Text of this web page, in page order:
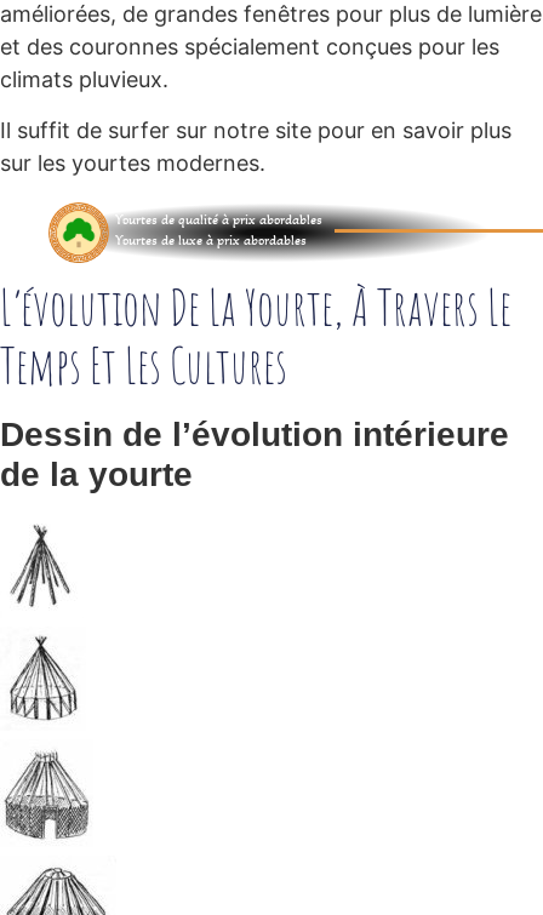
améliorées, de grandes fenêtres pour plus de lumière
et des couronnes spécialement conçues pour les
climats pluvieux.
Il suffit de surfer sur notre site pour en savoir plus
sur les yourtes modernes.
Yourtes de qualité à prix abordables
Yourtes de luxe à prix abordables
L’évolution De La Yourte, À Travers Le
Temps Et Les Cultures
Dessin de l’évolution intérieure
de la yourte